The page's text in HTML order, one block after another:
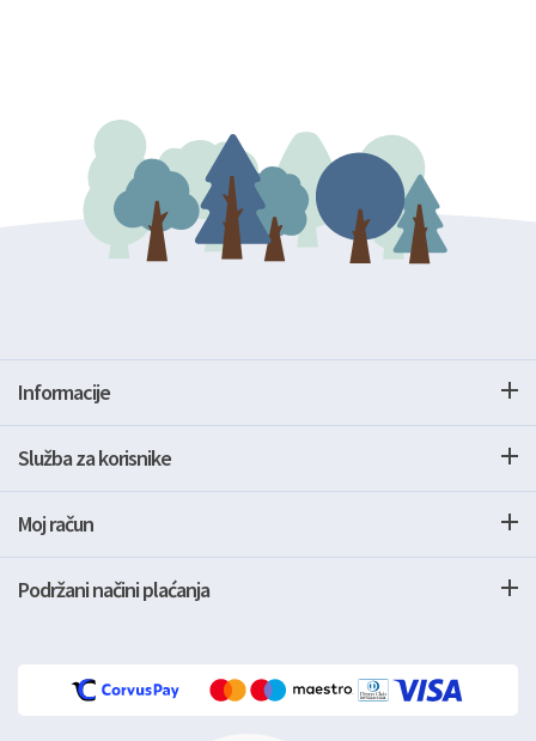
Informacije
Služba za korisnike
Moj račun
Podržani načini plaćanja